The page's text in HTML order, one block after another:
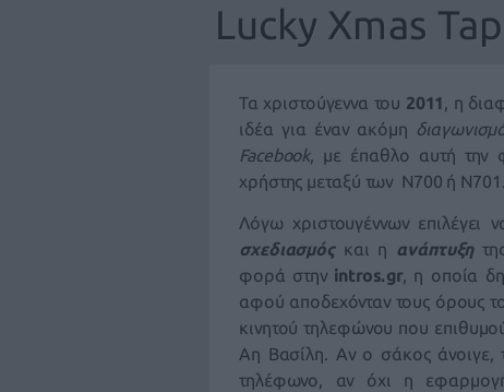
Lucky Xmas Tap
Τα χριστούγεννα του 2011 , η
ιδέα για έναν ακόμη
Facebook, με έπαθλο αυτή την
χρήστης μεταξύ των Ν700 ή Ν701.
Λόγω χριστουγέννων επιλέγει
σχεδιασμόςκαι η ανάπτυξη
φορά στην intros.gr, η οποία
αφού αποδεχόνταν τους όρους
κινητού τηλεφώνου που
Αη Βασίλη. Αν ο σάκος άνοιγε,
τηλέφωνο, αν όχι η